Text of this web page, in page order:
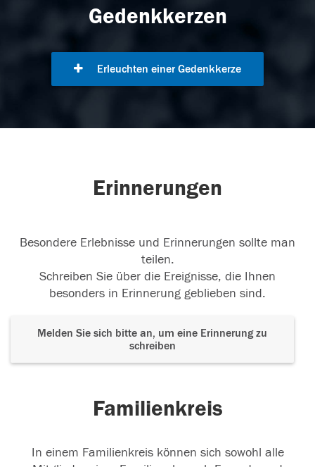
Gedenkkerzen
Erleuchten einer Gedenkkerze
Erinnerungen
Besondere Erlebnisse und Erinnerungen sollte man
teilen.
Schreiben Sie über die Ereignisse, die Ihnen
besonders in Erinnerung geblieben sind.
Melden Sie sich bitte an, um eine Erinnerung zu
schreiben
Familienkreis
In einem Familienkreis können sich sowohl alle